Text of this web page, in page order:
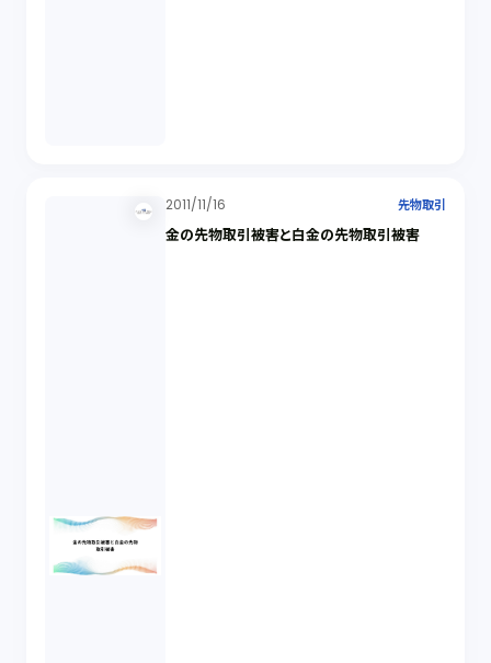
2011/11/16 先物取引
金の先物取引被害と白金の先物取引被害